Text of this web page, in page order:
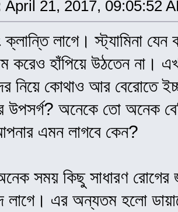
April 21, 2017, 09:05:52
ক্লান্তি লাগে। স্ট্যামিনা
করেও হাঁপিয়ে উঠতেন না।
নিয়ে কোথাও আর বেরোতে
উপসর্গ? অনেকে তো অনেক
এমন লাগবে কেন?
সময় কিছু সাধারণ
লাগে। এর অন্যতম হলো